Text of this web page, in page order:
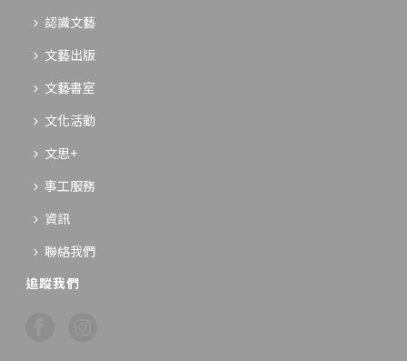
認識文藝
文藝出版
文藝書室
文化活動
文思+
事工服務
資訊
聯絡我們
追蹤我們